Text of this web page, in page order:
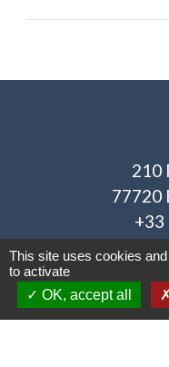
210
77720
+33
This site uses cookies
to activate
OK, accept all